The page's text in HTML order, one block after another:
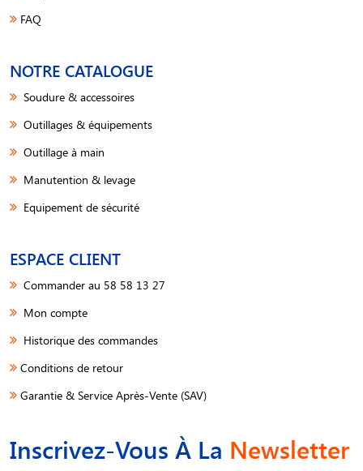
FAQ
NOTRE CATALOGUE
Soudure & accessoires
Outillages & équipements
Outillage à main
Manutention & levage
Equipement de sécurité
ESPACE CLIENT
Commander au 58 58 13 27
Mon compte
Historique des commandes
Conditions de retour
Garantie & Service Après-Vente (SAV)
Inscrivez-Vous À La Newsletter